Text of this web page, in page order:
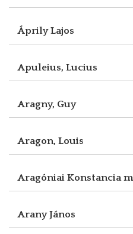
Áprily Lajos
Apuleius, Lucius
Aragny, Guy
Aragon, Louis
Aragóniai Konstancia
Arany János